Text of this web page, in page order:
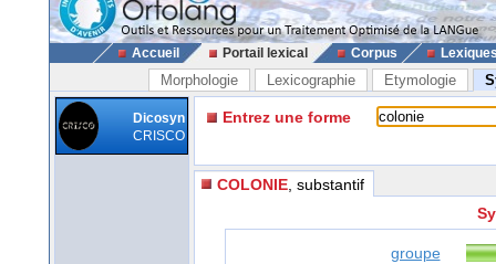
Accueil Portail lexical Corpus
Morphologie Lexicographie Etymologie
Dicosyn
CRISCO
Entrez une forme
COLONIE , substantif
groupe